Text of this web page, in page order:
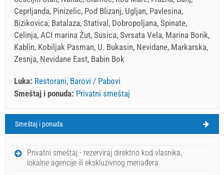
Ceprljanda, Pinizelic, Pod Blizanj, Ugljan, Pavlesina,
Bizikovica, Batalaza, Statival, Dobropoljana, Spinate,
Celinja, ACI marina Žut, Susica, Svrsata Vela, Marina Borik,
Kablin, Kobiljak Pasman, U. Bukasin, Nevidane, Markarska,
Zesnja, Nevidane East, Babin Bok
Luka: Restorani, Barovi / Pabovi
Smeštaj i ponuda: Privatni smeštaj
Luka Vreme
PETAK
Dugi otok
Smeštaj i ponuda
Privatni smeštaj - rezerviraj direktno kod vlasnika,
lokalne agencije ili ekskluzivnog menađera